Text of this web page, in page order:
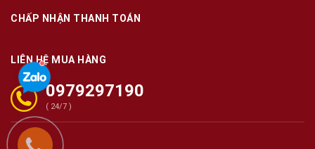
CHẤP NHẬN THANH TOÁN
LIÊN HỆ MUA HÀNG
0979297190
( 24/7 )